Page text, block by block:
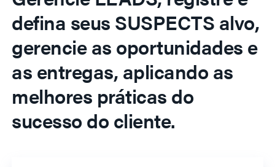
defina seus SUSPECTS alvo,
gerencie as oportunidades e
as entregas, aplicando as
melhores práticas do
sucesso do cliente.